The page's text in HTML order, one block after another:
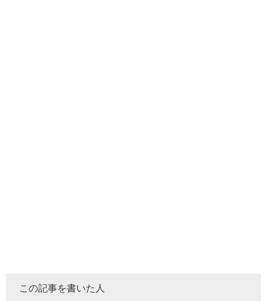
この記事を書いた人